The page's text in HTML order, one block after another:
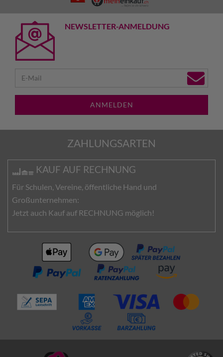
NEWSLETTER-ANMELDUNG
ANMELDEN
ZAHLUNGSARTEN
KAUF AUF RECHNUNG
Für Schulen, Vereine, öffentliche Hand und
Großunternehmen:
Jetzt auch Kauf auf RECHNUNG möglich!